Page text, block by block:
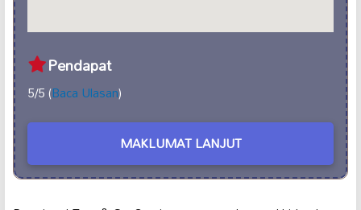
Pendapat
5/5 (Baca Ulasan)
MAKLUMAT LANJUT